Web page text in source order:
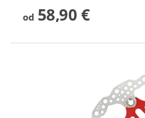
od58,90 €